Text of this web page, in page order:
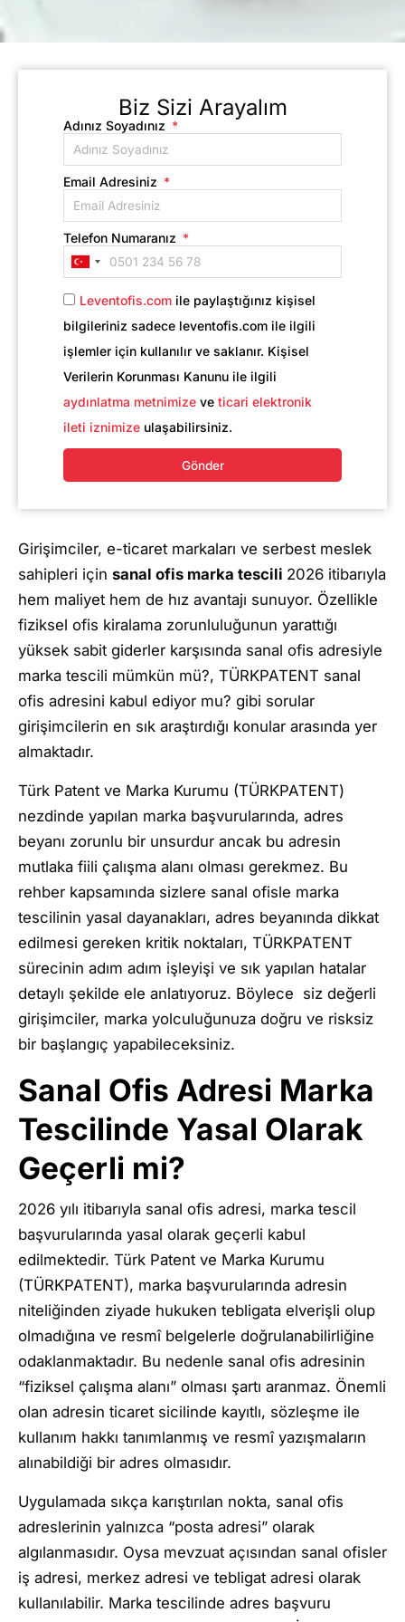
Biz Sizi Arayalım
Adınız Soyadınız
Email Adresiniz
Telefon Numaranız
Turkey
+90Leventofis.com ile paylaştığınız kişisel
bilgileriniz sadece leventofis.com ile ilgili
işlemler için kullanılır ve saklanır. Kişisel
Verilerin Korunması Kanunu ile ilgili
aydınlatma metnimize ve ticari elektronik
ileti iznimize ulaşabilirsiniz.
Gönder
Girişimciler, e-ticaret markaları ve serbest meslek
sahipleri için sanal ofis marka tescili 2026 itibarıyla
hem maliyet hem de hız avantajı sunuyor. Özellikle
fiziksel ofis kiralama zorunluluğunun yarattığı
yüksek sabit giderler karşısında sanal ofis adresiyle
marka tescili mümkün mü?, TÜRKPATENT sanal
ofis adresini kabul ediyor mu? gibi sorular
girişimcilerin en sık araştırdığı konular arasında yer
almaktadır.
Türk Patent ve Marka Kurumu (TÜRKPATENT)
nezdinde yapılan marka başvurularında, adres
beyanı zorunlu bir unsurdur ancak bu adresin
mutlaka fiili çalışma alanı olması gerekmez. Bu
rehber kapsamında sizlere sanal ofisle marka
tescilinin yasal dayanakları, adres beyanında dikkat
edilmesi gereken kritik noktaları, TÜRKPATENT
sürecinin adım adım işleyişi ve sık yapılan hatalar
detaylı şekilde ele anlatıyoruz. Böylece siz değerli
girişimciler, marka yolculuğunuza doğru ve risksiz
bir başlangıç yapabileceksiniz.
Sanal Ofis Adresi Marka
Tescilinde Yasal Olarak
Geçerli mi?
2026 yılı itibarıyla sanal ofis adresi, marka tescil
başvurularında yasal olarak geçerli kabul
edilmektedir. Türk Patent ve Marka Kurumu
(TÜRKPATENT), marka başvurularında adresin
niteliğinden ziyade hukuken tebligata elverişli olup
olmadığına ve resmî belgelerle doğrulanabilirliğine
odaklanmaktadır. Bu nedenle sanal ofis adresinin
“fiziksel çalışma alanı” olması şartı aranmaz. Önemli
olan adresin ticaret sicilinde kayıtlı, sözleşme ile
kullanım hakkı tanımlanmış ve resmî yazışmaların
alınabildiği bir adres olmasıdır.
Uygulamada sıkça karıştırılan nokta, sanal ofis
adreslerinin yalnızca “posta adresi” olarak
algılanmasıdır. Oysa mevzuat açısından sanal ofisler
iş adresi, merkez adresi ve tebligat adresi olarak
kullanılabilir. Marka tescilinde adres başvuru